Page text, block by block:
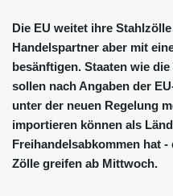
Die EU weitet ihre
Handelspartner aber mit
besänftigen. Staaten wie
sollen nach Angaben der
unter der neuen Regelung
importieren können als
Freihandelsabkommen hat
Zölle greifen ab Mittwoch.